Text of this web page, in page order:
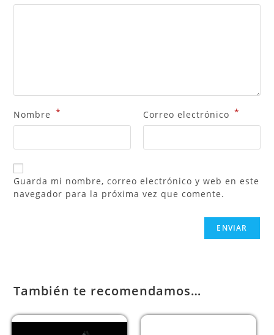
Nombre * Correo electrónico *
Guarda mi nombre, correo electrónico y web en este
navegador para la próxima vez que comente.
También te recomendamos…